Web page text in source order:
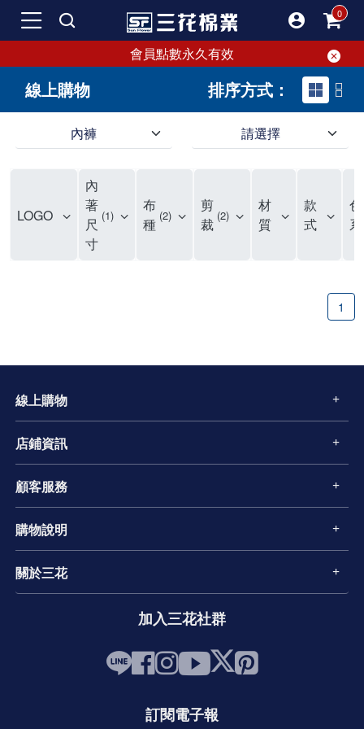
會員點數永久有效
線上購物 排序方式：
內褲 請選擇
LOGO
內
著
尺
寸
1
布
種 2
剪
裁 2
材
質
款
式
色
系
1
線上購物
店鋪資訊
顧客服務
購物說明
關於三花
加入三花社群
訂閱電子報